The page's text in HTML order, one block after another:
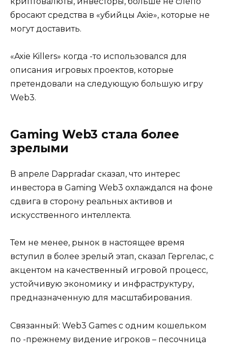
бросают средства в «убийцы Axie», которые не
могут доставить.
«Axie Killers» когда -то использовался для
описания игровых проектов, которые
претендовали на следующую большую игру
Web3.
Gaming Web3 стала более
зрелыми
В апреле Dappradar сказал, что интерес
инвестора в Gaming Web3 охлаждался на фоне
сдвига в сторону реальных активов и
искусственного интеллекта.
Тем не менее, рынок в настоящее время
вступил в более зрелый этап, сказал Гергелас, с
акцентом на качественный игровой процесс,
устойчивую экономику и инфраструктуру,
предназначенную для масштабирования.
Связанный: Web3 Games с одним кошельком
по -прежнему видение игроков – песочница